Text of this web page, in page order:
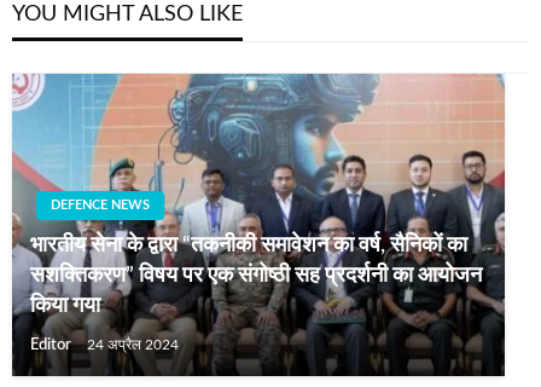
YOU MIGHT ALSO LIKE
DEFENCE NEWS
भारतीय सेना के द्वारा “तकनीकी समावेशन का वर्ष, सैनिकों का
सशक्तिकरण” विषय पर एक संगोष्ठी सह प्रदर्शनी का आयोजन
किया गया
Editor 24 अप्रैल 2024